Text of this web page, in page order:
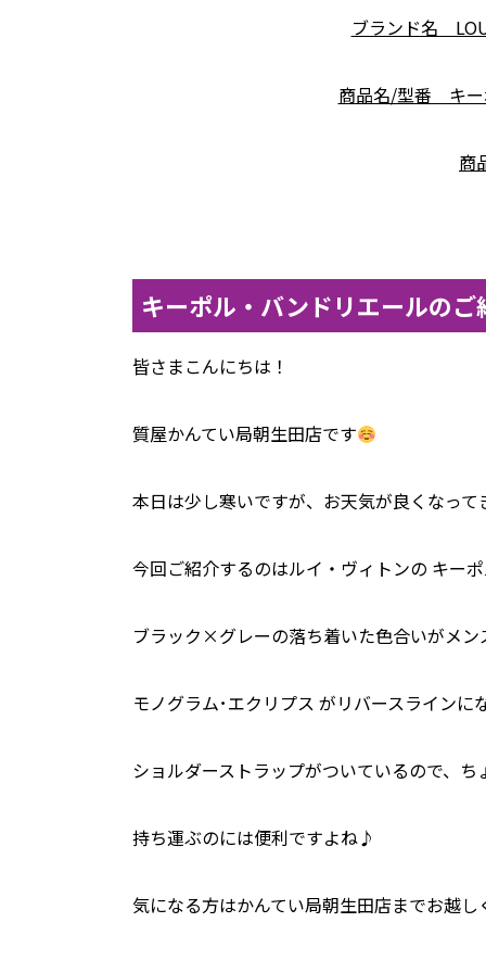
ブランド名
商品名/型番 キ
商
キーポル・バンドリエールのご
皆さまこんにちは！
質屋かんてい局朝生田店です
本日は少し寒いですが、お天気が良くなって
今回ご紹介するのはルイ・ヴィトンの キー
ブラック×グレーの落ち着いた色合いがメン
モノグラム･エクリプス がリバースラインに
ショルダーストラップがついているので、ち
持ち運ぶのには便利ですよね♪
気になる方はかんてい局朝生田店までお越し